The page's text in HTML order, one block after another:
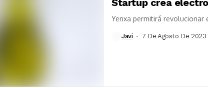
Yenxa permitirá
Javi 7 De Agosto De 2023